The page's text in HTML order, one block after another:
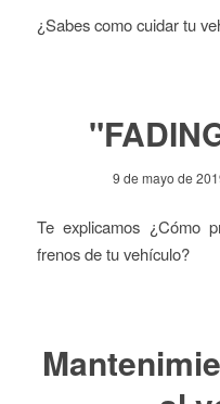
¿Sabes como cuidar tu
9 de mayo de
Te explicamos ¿Cómo
frenos de tu vehículo?